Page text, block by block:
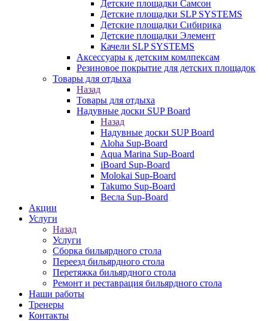
Детские площадки Самсон
Детские площадки SLP SYSTEMS
Детские площадки Сибирика
Детские площадки Элемент
Качели SLP SYSTEMS
Аксессуары к детским комлпексам
Резиновое покрытие для детских площадок
Товары для отдыха
Назад
Товары для отдыха
Надувные доски SUP Board
Назад
Надувные доски SUP Board
Aloha Sup-Board
Aqua Marina Sup-Board
iBoard Sup-Board
Molokai Sup-Board
Takumo Sup-Board
Весла Sup-Board
Акции
Услуги
Назад
Услуги
Сборка бильярдного стола
Переезд бильярдного стола
Перетяжка бильярдного стола
Ремонт и реставрация бильярдного стола
Наши работы
Тренеры
Контакты